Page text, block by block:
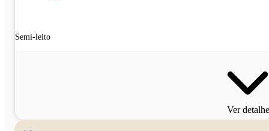
Semi-leito
Ver